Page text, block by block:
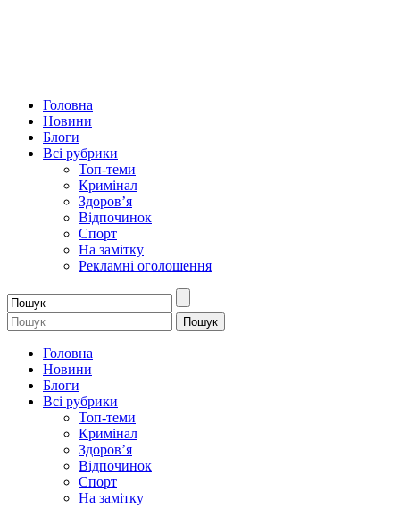
Головна
Новини
Блоги
Всі рубрики
Топ-теми
Кримінал
Здоров’я
Відпочинок
Спорт
На замітку
Рекламні оголошення
Головна
Новини
Блоги
Всі рубрики
Топ-теми
Кримінал
Здоров’я
Відпочинок
Спорт
На замітку